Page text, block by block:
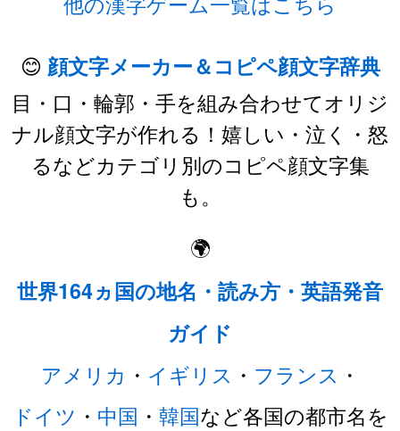
😊 顔文字メーカー＆コピペ顔文字辞典
目・口・輪郭・手を組み合わせてオリジ
ナル顔文字が作れる！嬉しい・泣く・怒
るなどカテゴリ別のコピペ顔文字集
も。
🌍
世界164ヵ国の地名・読み方・英語発音
ガイド
アメリカ ・ イギリス ・ フランス ・
ドイツ ・ 中国 ・ 韓国など各国の都市名を